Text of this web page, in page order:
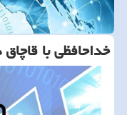
خداحافظی با